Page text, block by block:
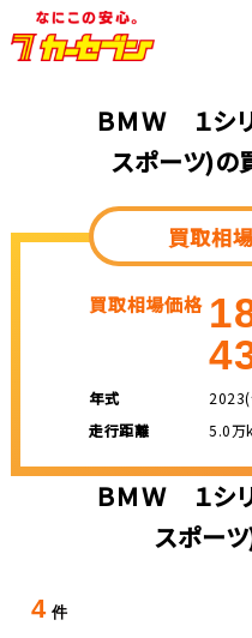
ＢＭＷ １シ
スポーツ)の
買取相
買取相場価格
年式
走行距離
5.0万
ＢＭＷ １シ
スポー
4 件